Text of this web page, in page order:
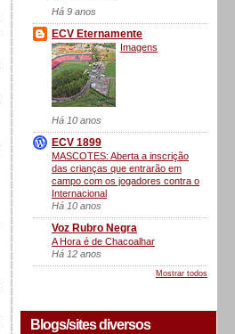
Há 9 anos
ECV Eternamente
Imagens
Há 10 anos
ECV 1899
MASCOTES: Aberta a inscrição
das crianças que entrarão em
campo com os jogadores contra o
Internacional
Há 10 anos
Voz Rubro Negra
A Hora é de Chacoalhar
Há 12 anos
Mostrar todos
Blogs/sites diversos